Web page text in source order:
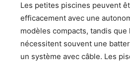
Les petites piscines peuvent
efficacement avec une
modèles compacts, tandis
nécessitent souvent une
un système avec câble. Les